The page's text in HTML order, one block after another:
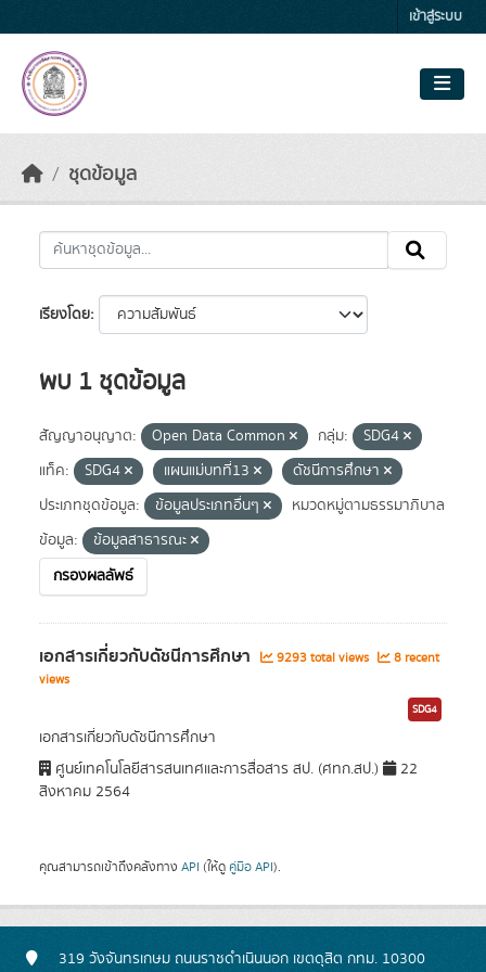
เข้าสู่ระบบ
ชุดข้อมูล
เรียงโดย
พบ 1 ชุดข้อมูล
สัญญาอนุญาต: Open Data Common กลุ่ม:
SDG4
แท็ค:
SDG4 แผนแม่บทที่13
ดัชนีการศึกษา
ประเภทชุดข้อมูล:
ข้อมูลประเภทอื่นๆ
หมวดหมู่ตามธรรมาภิบาล
ข้อมูล:
ข้อมูลสาธารณะ
กรองผลลัพธ์
เอกสารเกี่ยวกับดัชนีการศึกษา 9293 total views
8 recent
views
SDG4
เอกสารเกี่ยวกับดัชนีการศึกษา
ศูนย์เทคโนโลยีสารสนเทศและการสื่อสาร สป. (ศทก.สป.)
22
สิงหาคม 2564
คุณสามารถเข้าถึงคลังทาง API (ให้ดู คู่มือ API).
319 วังจันทรเกษม ถนนราชดำเนินนอก เขตดุสิต กทม. 10300